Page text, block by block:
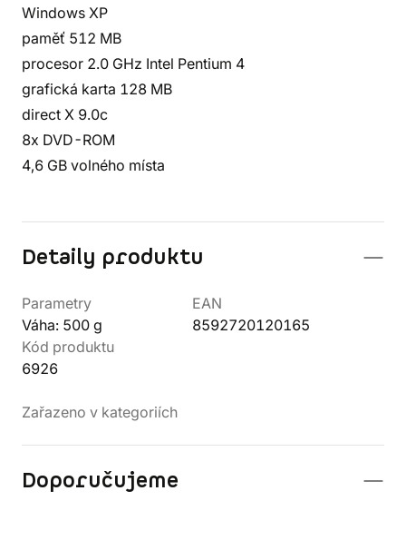
Windows XP
paměť 512 MB
procesor 2.0 GHz Intel Pentium 4
grafická karta 128 MB
direct X 9.0c
8x DVD-ROM
4,6 GB volného místa
Detaily produktu
Parametry
Váha: 500 g
EAN
8592720120165
Kód produktu
6926
Zařazeno v kategoriích
Doporučujeme